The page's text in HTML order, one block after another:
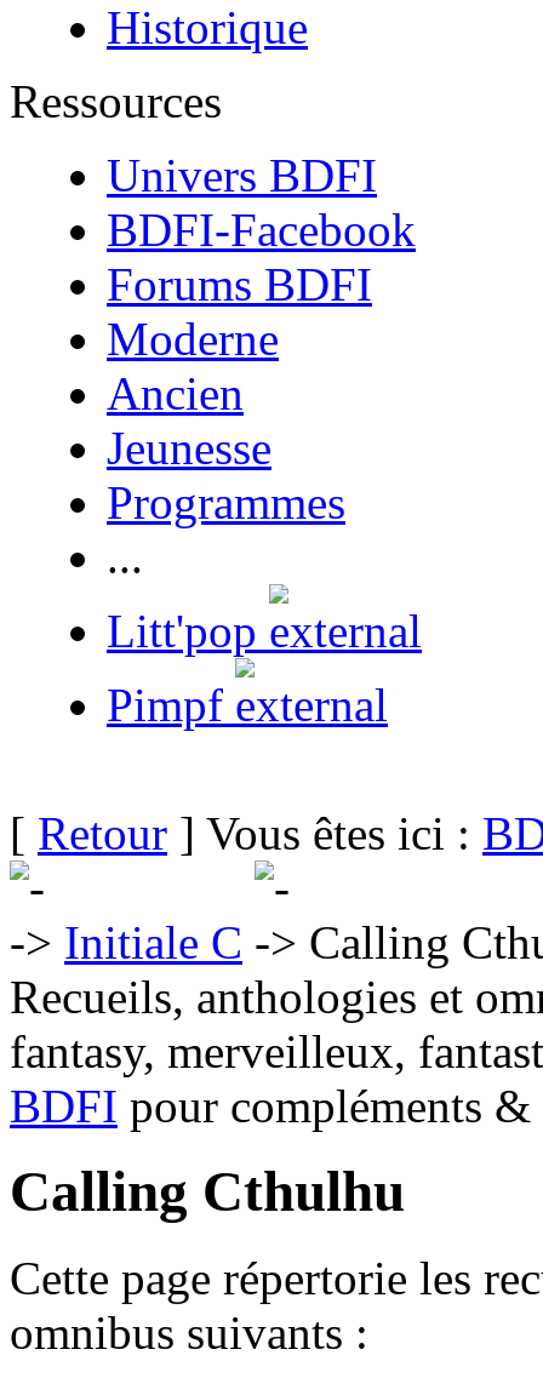
Historique
Ressources
Univers BDFI
BDFI-Facebook
Forums BDFI
Moderne
Ancien
Jeunesse
Programmes
...
Litt'pop
Pimpf
[ Retour ] Vous êtes ici :
Initiale C
Calling
Recueils, anthologies et
fantasy, merveilleux,
BDFI pour compléments
Calling Cthulhu
Cette page répertorie les
omnibus suivants :